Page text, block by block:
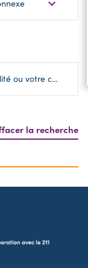
la recherche